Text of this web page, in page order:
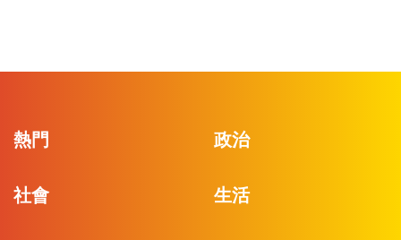
熱門 政治
社會 生活